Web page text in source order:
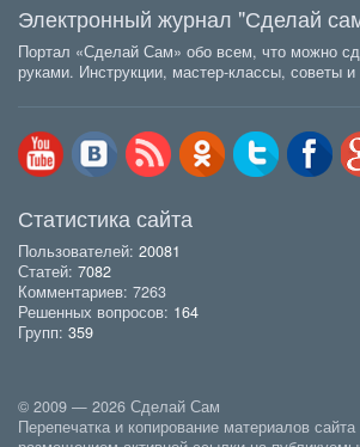
Электронный журнал "Сделай
Портал «Сделай Сам» обо всем, что можно
руками. Инструкции, мастер-классы, советы и
Статистика сайта
Пользователей: 20081
Статей: 7082
Комментариев: 7263
Решенных вопросов: 164
Групп: 359
© 2009 — 2026 Сделай Сам
Перепечатка и копирование материалов